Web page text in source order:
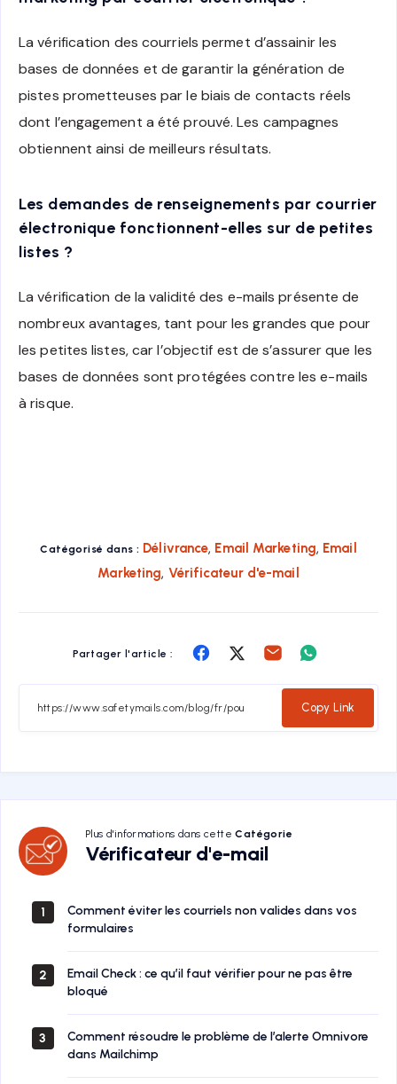
La vérification des courriels permet d’assainir les
bases de données et de garantir la génération de
pistes prometteuses par le biais de contacts réels
dont l’engagement a été prouvé. Les campagnes
obtiennent ainsi de meilleurs résultats.
Les demandes de renseignements par courrier
électronique fonctionnent-elles sur de petites
listes ?
La vérification de la validité des e-mails présente de
nombreux avantages, tant pour les grandes que pour
les petites listes, car l’objectif est de s’assurer que les
bases de données sont protégées contre les e-mails
à risque.
Catégorisé dans : Délivrance, Email Marketing, Email
Marketing, Vérificateur d'e-mail
Partager l'article :
Share
Facebook
ShareShare
Email Whatsapp
Copy Link
Plus d'informations dans cetteCatégorie
Vérificateur d'e-mail
Vérificateur
d'e-
1
Comment éviter les courriels non valides dans vos
formulaires
2
Email Check : ce qu’il faut vérifier pour ne pas être
bloqué
3
Comment résoudre le problème de l’alerte Omnivore
dans Mailchimp